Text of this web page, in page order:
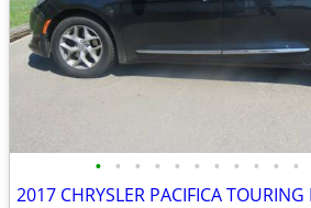
• • • • • • • • • • •